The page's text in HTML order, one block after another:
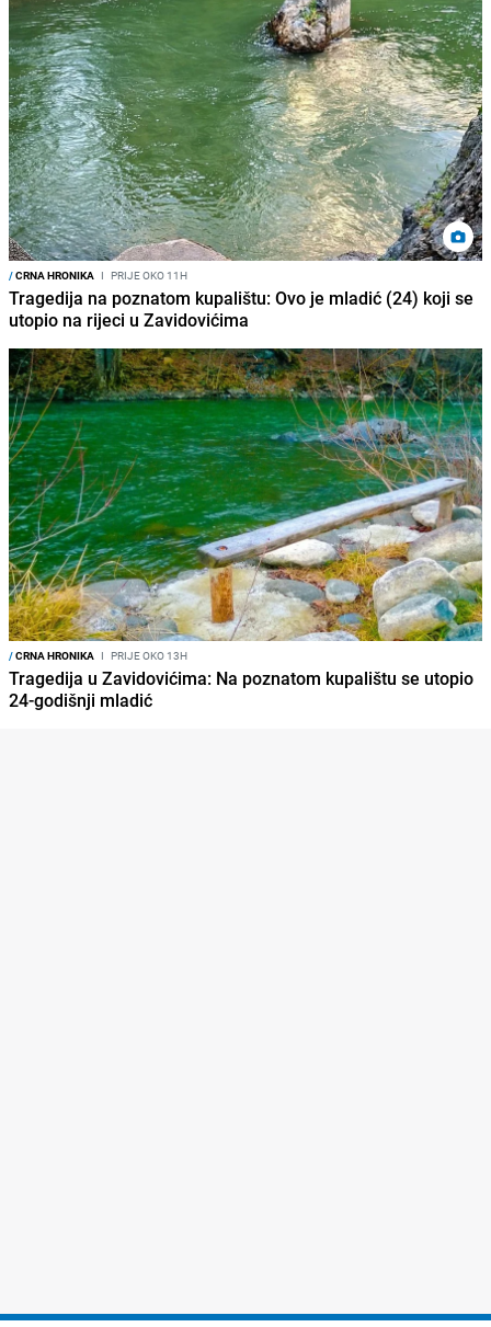
/CRNA HRONIKA I PRIJE OKO 11H
Tragedija na poznatom kupalištu: Ovo je mladić (24) koji se
utopio na rijeci u Zavidovićima
/CRNA HRONIKA I PRIJE OKO 13H
Tragedija u Zavidovićima: Na poznatom kupalištu se utopio
24-godišnji mladić